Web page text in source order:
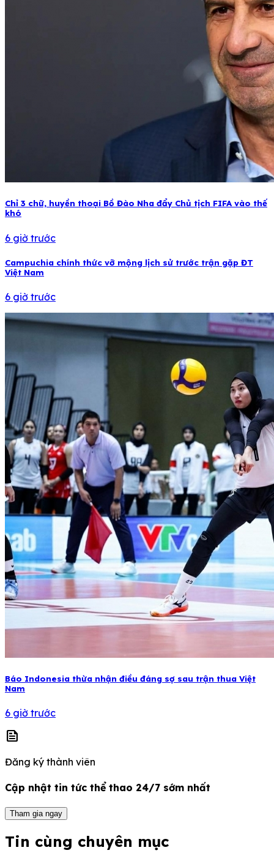
Chỉ 3 chữ, huyền thoại Bồ Đào Nha đẩy Chủ tịch FIFA vào thế
khó
6 giờ trước
Campuchia chính thức vỡ mộng lịch sử trước trận gặp ĐT
Việt Nam
6 giờ trước
Báo Indonesia thừa nhận điều đáng sợ sau trận thua Việt
Nam
6 giờ trước
news
Đăng ký thành viên
Cập nhật tin tức thể thao 24/7 sớm nhất
Tham gia ngay
Tin cùng chuyên mục